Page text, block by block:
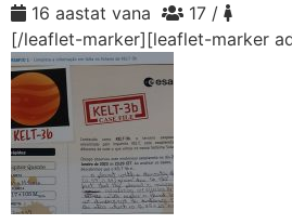
16 aastat vana
17 /
[/leaflet-marker][leaflet-marker